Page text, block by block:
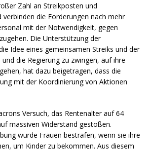
Zahl an Streikposten und
verbinden die Forderungen nach mehr
mit der Notwendigkeit, gegen
Die Unterstützung der
Idee eines gemeinsamen Streiks und der
die Regierung zu zwingen, auf ihre
hat dazu beigetragen, dass die
mit der Koordinierung von Aktionen
Versuch, das Rentenalter auf 64
massiven Widerstand gestoßen.
würde Frauen bestrafen, wenn sie ihre
um Kinder zu bekommen. Aus diesem